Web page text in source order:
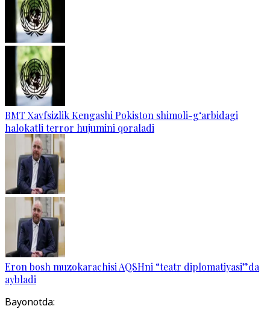
BMT Xavfsizlik Kengashi Pokiston shimoli-g‘arbidagi
halokatli terror hujumini qoraladi
Eron bosh muzokarachisi AQSHni “teatr diplomatiyasi”da
aybladi
Bayonotda: